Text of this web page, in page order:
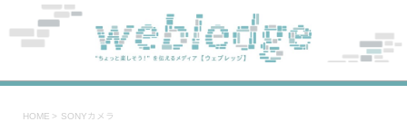
HOME > SONYカメラ